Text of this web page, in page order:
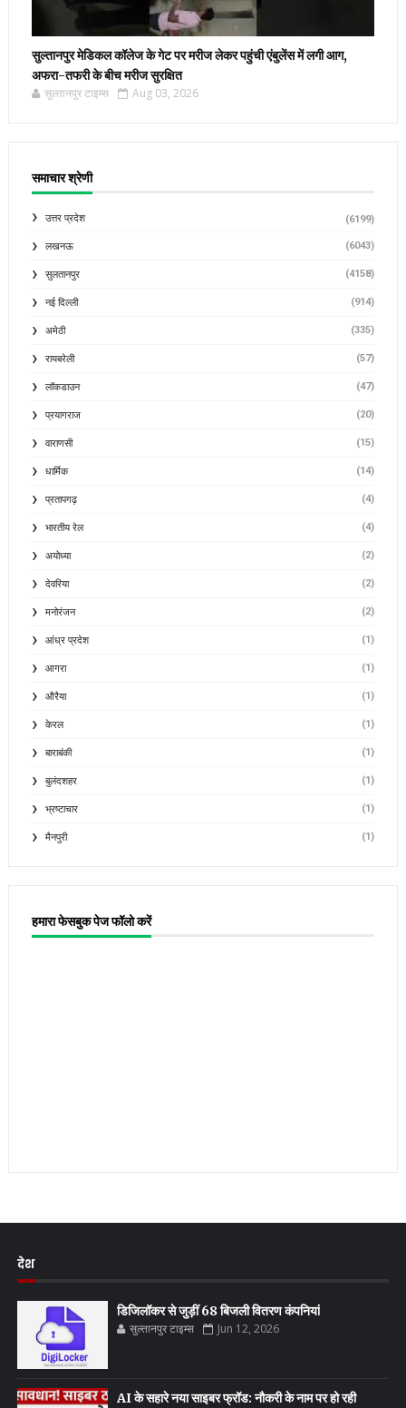
सुल्तानपुर मेडिकल कॉलेज के गेट पर मरीज लेकर पहुंची एंबुलेंस में लगी आग,
अफरा-तफरी के बीच मरीज सुरक्षित
सुल्तानपुर टाइम्स Aug 03, 2026
समाचार श्रेणी
उत्तर प्रदेश (6199)
लखनऊ (6043)
सुलतानपुर (4158)
नई दिल्ली (914)
अमेठी (335)
रायबरेली (57)
लॉकडाउन (47)
प्रयागराज (20)
वाराणसी (15)
धार्मिक (14)
प्रतापगढ़ (4)
भारतीय रेल (4)
अयोध्या (2)
देवरिया (2)
मनोरंजन (2)
आंध्र प्रदेश (1)
आगरा (1)
औरैया (1)
केरल (1)
बाराबंकी (1)
बुलंदशहर (1)
भ्रष्टाचार (1)
मैनपुरी (1)
हमारा फेसबुक पेज फॉलो करें
देश
डिजिलॉकर से जुड़ीं 68 बिजली वितरण कंपनियां
सुल्तानपुर टाइम्स Jun 12, 2026
AI के सहारे नया साइबर फ्रॉड: नौकरी के नाम पर हो रही